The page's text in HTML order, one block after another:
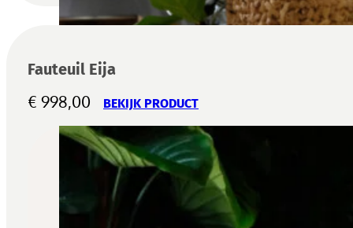
Fauteuil Eija
€ 998,00 BEKIJK PRODUCT